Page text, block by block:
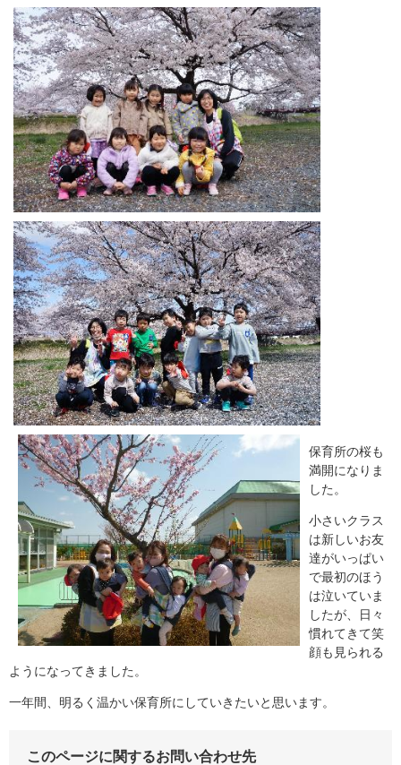
保育所の桜も
満開になりま
した。
小さいクラス
は新しいお友
達がいっぱい
で最初のほう
は泣いていま
したが、日々
慣れてきて笑
顔も見られる
ようになってきました。
一年間、明るく温かい保育所にしていきたいと思います。
このページに関するお問い合わせ先